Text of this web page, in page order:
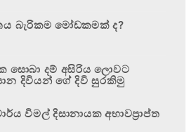
බැරිකම මෝඩකමක් ද?
සොබා දම් අසිරිය ලොවට
දිවියන් ගේ දිවි සුරකිමු
විමල් දිසානායක අභාවප්‍රාප්ත